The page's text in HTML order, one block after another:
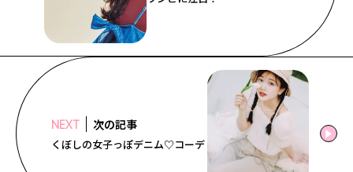
NEXT 次の記事
くぼしの女子っぽデニム♡コーデ